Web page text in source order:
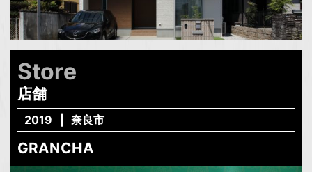
Store
店舗
2019 奈良市
GRANCHA